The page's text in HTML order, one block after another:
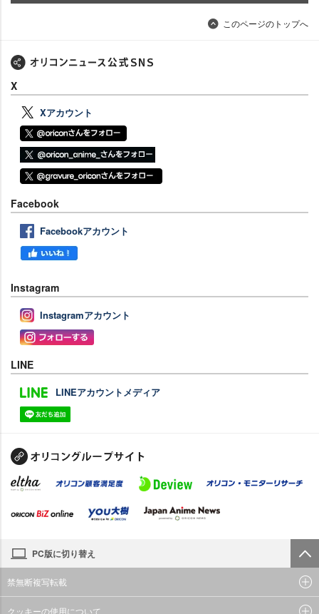
このページのトップへ
X
Xアカウント
Facebook
Facebookアカウント
Instagram
Instagramアカウント
LINE
LINEアカウントメディア
PC版に切り替え
禁無断複写転載
クッキーの使用について